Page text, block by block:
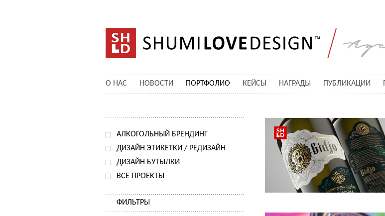
О НАС НОВОСТИ ПОРТФОЛИО КЕЙСЫ НАГРАДЫ ПУБЛИКАЦИИ
АЛКОГОЛЬНЫЙ БРЕНДИНГ
ДИЗАЙН ЭТИКЕТКИ / РЕДИЗАЙН
ДИЗАЙН БУТЫЛКИ
ВСЕ ПРОЕКТЫ
ФИЛЬТРЫ